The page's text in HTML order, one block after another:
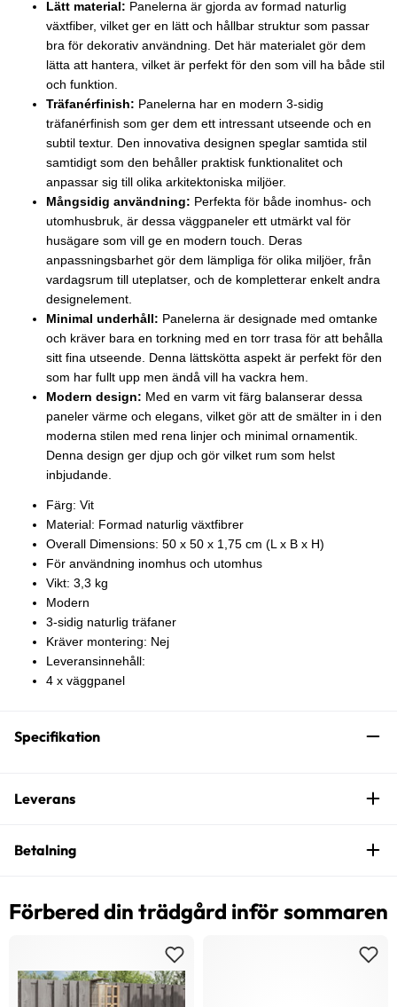
Lätt material: Panelerna är gjorda av formad naturlig
växtfiber, vilket ger en lätt och hållbar struktur som passar
bra för dekorativ användning. Det här materialet gör dem
lätta att hantera, vilket är perfekt för den som vill ha både stil
och funktion.
Träfanérfinish: Panelerna har en modern 3-sidig
träfanérfinish som ger dem ett intressant utseende och en
subtil textur. Den innovativa designen speglar samtida stil
samtidigt som den behåller praktisk funktionalitet och
anpassar sig till olika arkitektoniska miljöer.
Mångsidig användning: Perfekta för både inomhus- och
utomhusbruk, är dessa väggpaneler ett utmärkt val för
husägare som vill ge en modern touch. Deras
anpassningsbarhet gör dem lämpliga för olika miljöer, från
vardagsrum till uteplatser, och de kompletterar enkelt andra
designelement.
Minimal underhåll: Panelerna är designade med omtanke
och kräver bara en torkning med en torr trasa för att behålla
sitt fina utseende. Denna lättskötta aspekt är perfekt för den
som har fullt upp men ändå vill ha vackra hem.
Modern design: Med en varm vit färg balanserar dessa
paneler värme och elegans, vilket gör att de smälter in i den
moderna stilen med rena linjer och minimal ornamentik.
Denna design ger djup och gör vilket rum som helst
inbjudande.
Färg: Vit
Material: Formad naturlig växtfibrer
Overall Dimensions: 50 x 50 x 1,75 cm (L x B x H)
För användning inomhus och utomhus
Vikt: 3,3 kg
Modern
3-sidig naturlig träfaner
Kräver montering: Nej
Leveransinnehåll:
4 x väggpanel
Specifikation
Leverans
Betalning
Förbered din trädgård inför sommaren